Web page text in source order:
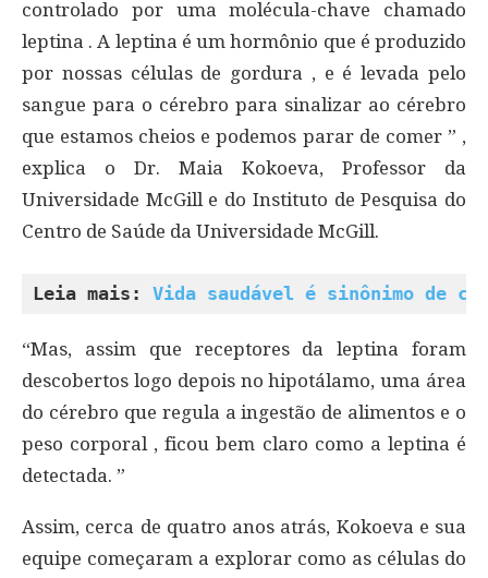
controlado por uma molécula-chave chamado
leptina . A leptina é um hormônio que é produzido
por nossas células de gordura , e é levada pelo
sangue para o cérebro para sinalizar ao cérebro
que estamos cheios e podemos parar de comer ” ,
explica o Dr. Maia Kokoeva, Professor da
Universidade McGill e do Instituto de Pesquisa do
Centro de Saúde da Universidade McGill.
Leia mais: Vida saudável é sinônimo de
“Mas, assim que receptores da leptina foram
descobertos logo depois no hipotálamo, uma área
do cérebro que regula a ingestão de alimentos e o
peso corporal , ficou bem claro como a leptina é
detectada. ”
Assim, cerca de quatro anos atrás, Kokoeva e sua
equipe começaram a explorar como as células do